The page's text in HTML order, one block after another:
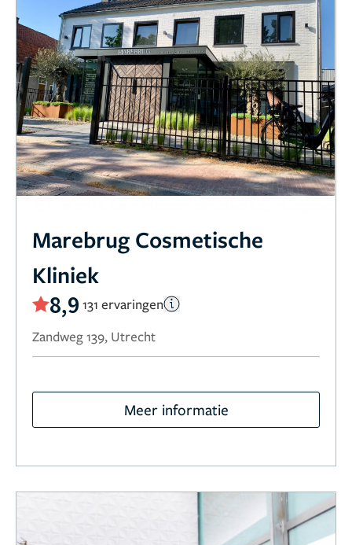
Marebrug Cosmetische
Kliniek
8,9 131 ervaringen
Zandweg 139, Utrecht
Meer informatie